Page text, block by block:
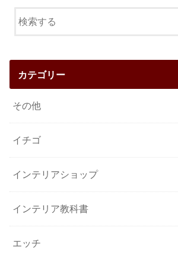
カテゴリー
その他
イチゴ
インテリアショップ
インテリア教科書
エッチ